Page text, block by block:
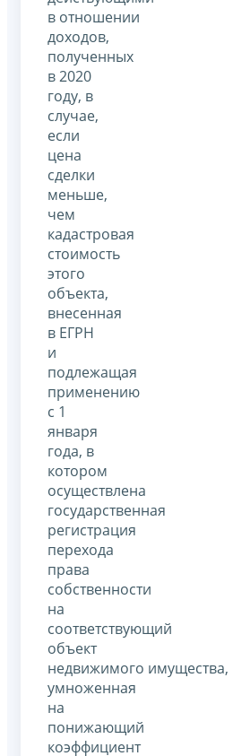
в отношении
доходов,
полученных
в 2020
году, в
случае,
если
цена
сделки
меньше,
чем
кадастровая
стоимость
этого
объекта,
внесенная
в ЕГРН
и
подлежащая
применению
с 1
января
года, в
котором
осуществлена
государственная
регистрация
перехода
права
собственности
на
соответствующий
объект
недвижимого имущества,
умноженная
на
понижающий
коэффициент